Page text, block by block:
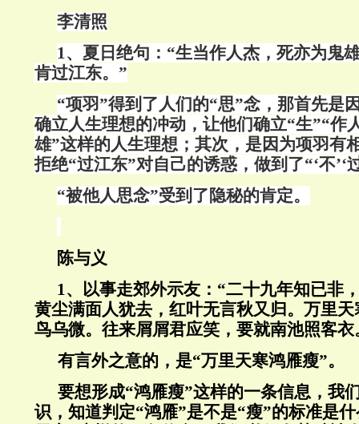
李清照
1、夏日绝句：“生当作人杰，死亦为鬼
肯过江东。”
“项羽”得到了人们的“思”念，那首先是
确立人生理想的冲动，让他们确立“生”“作
雄”这样的人生理想；其次，是因为项羽有
拒绝“过江东”对自己的诱惑，做到了“‘不’‘
“被他人思念”受到了隐秘的肯定。
陈与义
1、以事走郊外示友：“二十九年知已非
黄尘满面人犹去，红叶无言秋又归。万里
鸟乌微。往来屑屑君应笑，要就南池照客衣
有言外之意的，是“万里天寒鸿雁瘦”。
要想形成“鸿雁瘦”这样的一条信息，我
识，知道判定“鸿雁”是不是“瘦”的标准是